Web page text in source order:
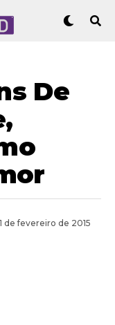
De
de fevereiro de 2015